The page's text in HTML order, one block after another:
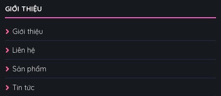
GIỚI THIỆU
Giới thiệu
Liên hệ
Sản phẩm
Tin tức